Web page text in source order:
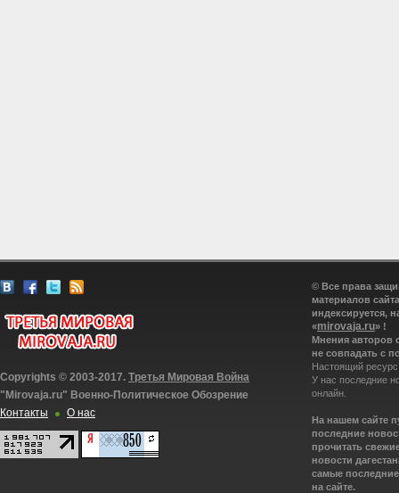
Copyrights © 2003-2017. Третья Мировая Война
"Mirovaja.ru" Военно-Политическое Обозрение
Контакты
О нас
© Все права
материалов
индексируется,
«mirovaja.ru» !
Мнения авторов
не совпадать с
Настоящий
У нас последние
онлайн.
На нашем сайте
последние
прочитать
новости
самые
на сайте.